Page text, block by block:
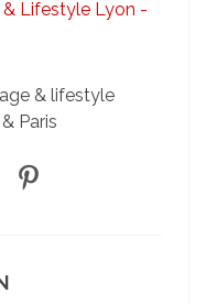
& lifestyle
Paris